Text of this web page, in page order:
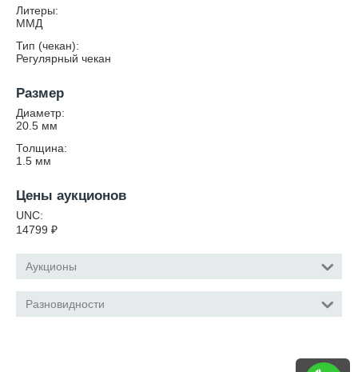
Литеры:
ММД
Тип (чекан):
Регулярный чекан
Размер
Диаметр:
20.5 мм
Толщина:
1.5 мм
Цены аукционов
UNC:
14799 ₽
Аукционы
Разновидности